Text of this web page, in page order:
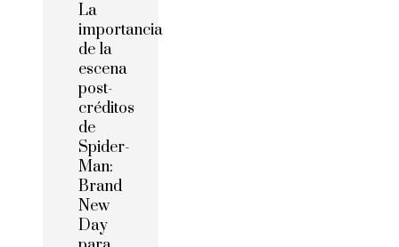
La
importancia
de la
escena
post-
créditos
de
Spider-
Man:
Brand
New
Day